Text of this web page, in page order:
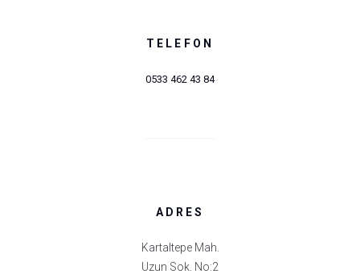
TELEFON
0533 462 43 84
ADRES
Kartaltepe Mah.
Uzun Sok. No:2